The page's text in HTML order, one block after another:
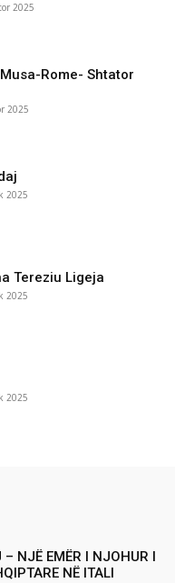
2025
Rome- Shtator
2025
2025
Tereziu Ligeja
2025
2025
NJË EMËR I NJOHUR I
NË ITALI